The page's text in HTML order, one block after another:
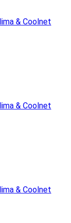
& Coolnet
& Coolnet
& Coolnet